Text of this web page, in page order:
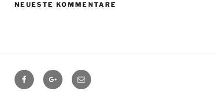
NEUESTE KOMMENTARE
FacebookGoogle+Contact
me